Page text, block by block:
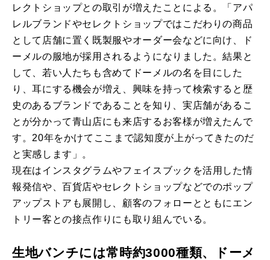
レクトショップとの取引が増えたことによる。「アパ
レルブランドやセレクトショップではこだわりの商品
として店舗に置く既製服やオーダー会などに向け、ド
ーメルの服地が採用されるようになりました。結果と
して、若い人たちも含めてドーメルの名を目にした
り、耳にする機会が増え、興味を持って検索すると歴
史のあるブランドであることを知り、実店舗があるこ
とが分かって青山店にも来店するお客様が増えたんで
す。20年をかけてここまで認知度が上がってきたのだ
と実感します」。
現在はインスタグラムやフェイスブックを活用した情
報発信や、百貨店やセレクトショップなどでのポップ
アップストアも展開し、顧客のフォローとともにエン
トリー客との接点作りにも取り組んでいる。
生地バンチには常時約3000種類、ドーメ